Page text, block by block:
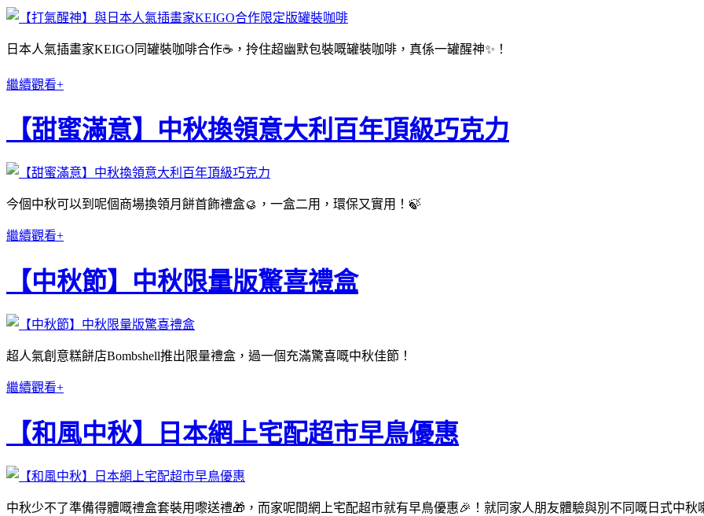
日本人氣插畫家KEIGO同罐裝咖啡合作☕️，拎住超幽默包裝嘅罐裝咖啡，真係一罐醒神✨！
繼續觀看+
【甜蜜滿意】中秋換領意大利百年頂級巧克力
今個中秋可以到呢個商場換領月餅首飾禮盒🥮，一盒二用，環保又實用！🍃
繼續觀看+
【中秋節】中秋限量版驚喜禮盒
超人氣創意糕餅店Bombshell推出限量禮盒，過一個充滿驚喜嘅中秋佳節！
繼續觀看+
【和風中秋】日本網上宅配超市早鳥優惠
中秋少不了準備得體嘅禮盒套裝用嚟送禮🎁，而家呢間網上宅配超市就有早鳥優惠🎉！就同家人朋友體驗與別不同嘅日式中秋